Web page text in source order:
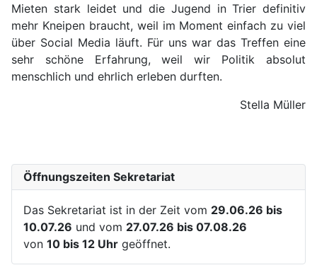
Mieten stark leidet und die Jugend in Trier definitiv
mehr Kneipen braucht, weil im Moment einfach zu viel
über Social Media läuft. Für uns war das Treffen eine
sehr schöne Erfahrung, weil wir Politik absolut
menschlich und ehrlich erleben durften.
Stella Müller
Öffnungszeiten Sekretariat
Das Sekretariat ist in der Zeit vom 29.06.26 bis
10.07.26 und vom 27.07.26 bis 07.08.26
von 10 bis 12 Uhr geöffnet.